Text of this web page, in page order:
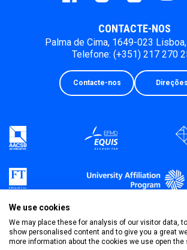
CONTACTE-NOS
Palma de Cima, 1649-023
Telefone: (+351) 217 270
Contacte-nos Direções
We use cookies
We may place these for analysis of our visitor data,
show personalised content and to give you a great
more information about the cookies we use open the